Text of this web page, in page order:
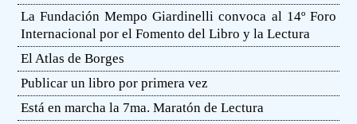
La Fundación Mempo Giardinelli convoca al 14º Foro
Internacional por el Fomento del Libro y la Lectura
El Atlas de Borges
Publicar un libro por primera vez
Está en marcha la 7ma. Maratón de Lectura